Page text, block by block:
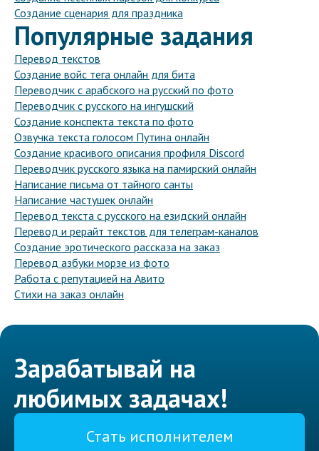
Создание сценария для праздника
Популярные задания
Перевод текстов
Создание войс тега онлайн для бита
Переводчик с арабского на русский по фото
Переводчик с русского на ингушский
Создание конспекта текста по фото
Озвучка текста голосом Путина онлайн
Создание красивого описания профиля Discord
Переводчик русского языка на памирский онлайн
Написание письма от тайного санты
Написание частушек онлайн
Перевод текста с русского на езидский онлайн
Перевод и рерайт текстов для телеграм-каналов
Создание эротического рассказа на заказ
Перевод азбуки морзе из фото
Работа с репутацией на Авито
Стихи на заказ онлайн
Зарабатывай на
любимых задачах!
Стать исполнителем